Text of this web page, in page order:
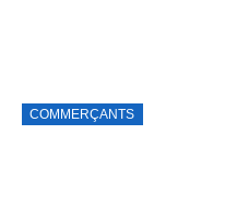
COMMERÇANTS